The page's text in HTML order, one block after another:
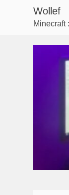
Wollef
Minecraft